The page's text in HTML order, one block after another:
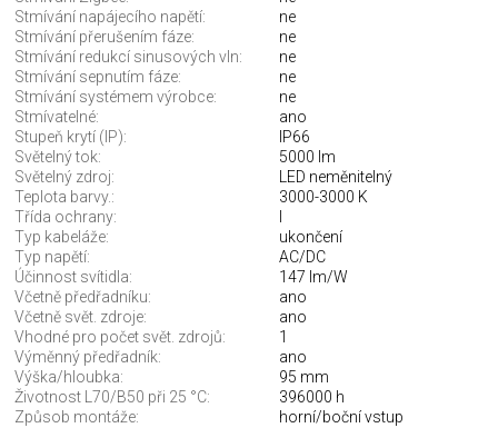
Stmívání napájecího napětí:
ne
Stmívání přerušením fáze:
ne
Stmívání redukcí sinusových vln:
ne
Stmívání sepnutím fáze:
ne
Stmívání systémem výrobce:
ne
Stmívatelné:
ano
Stupeň krytí (IP):
IP66
Světelný tok:
5000 lm
Světelný zdroj:
LED neměnitelný
Teplota barvy.:
3000-3000 K
Třída ochrany:
Typ kabeláže:
ukončení
Typ napětí:
AC/DC
Účinnost svítidla:
147 lm/W
Včetně předřadníku:
ano
Včetně svět. zdroje:
ano
Vhodné pro počet svět. zdrojů:
1
Výměnný předřadník:
ano
Výška/hloubka:
95 mm
Životnost L70/B50 při 25 °C:
396000 h
Způsob montáže:
horní/boční vstup